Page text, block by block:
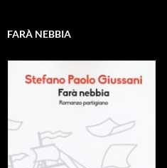
FARÀ NEBBIA